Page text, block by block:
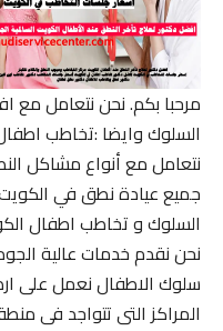
مرحبا بكم. نحن نتعامل مع
السلوك وايضا :تخاطب
نتعامل مع أنواع مشاكل
جميع عيادة نطق في
السلوك و تخاطب اطفال
نحن نقدم خدمات عالية
سلوك الاطفال نعمل على
المراكز التى تتواجد فى